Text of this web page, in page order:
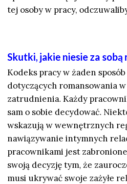
tej osoby w pracy,
Skutki, jakie niesie za
Kodeks pracy w żaden
dotyczących romansowania
zatrudnienia. Każdy
sam o sobie decydować.
wskazują w wewnętrznych
nawiązywanie intymnych
pracownikami jest
swoją decyzję tym, że
musi ukrywać swoje zażyłe